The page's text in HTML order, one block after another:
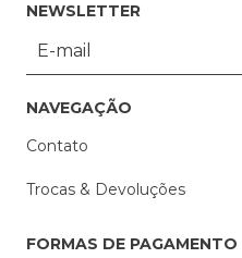
NEWSLETTER
NAVEGAÇÃO
Contato
Trocas & Devoluções
FORMAS DE PAGAMENTO